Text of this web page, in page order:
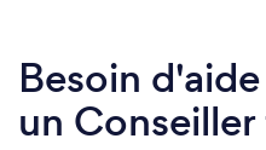
Besoin
un